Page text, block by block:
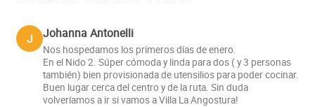
J Johanna Antonelli
Nos hospedamos los primeros días de enero.
En el Nido 2. Súper cómoda y linda para dos ( y 3 personas
también) bien provisionada de utensilios para poder cocinar.
Buen lugar cerca del centro y de la ruta. Sin duda
volveríamos a ir si vamos a Villa La Angostura!